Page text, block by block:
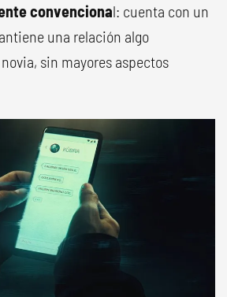
convencional: cuenta con un
una relación algo
sin mayores aspectos